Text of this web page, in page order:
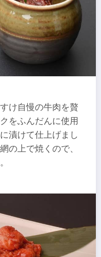
け自慢の牛肉を贅
をふんだんに使用
漬けて仕上げまし
の上で焼くので、